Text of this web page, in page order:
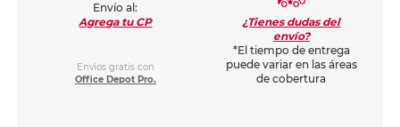
Envío al:
Agrega tu CP
Envíos gratis con
Office Depot Pro.
¿Tienes dudas del
envío?
*El tiempo de entrega
puede variar en las áreas
de cobertura